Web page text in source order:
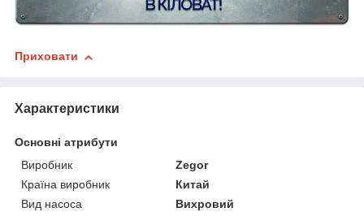
Приховати
Характеристики
Основні атрибути
Виробник
Zegor
Країна виробник
Китай
Вид насоса
Вихровий